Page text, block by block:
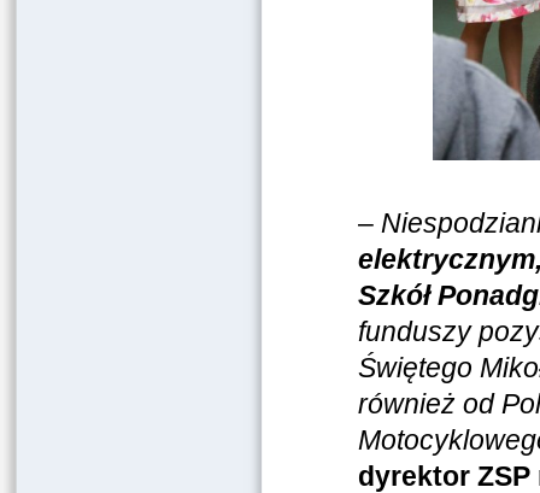
–
Szkół
funduszy
Świętego
również od
dyrektor ZSP